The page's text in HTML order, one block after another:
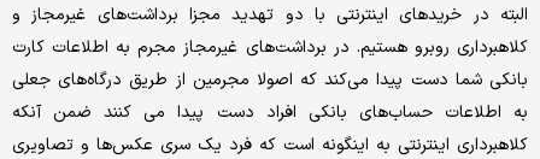
البته در خریدهای اینترنتی با دو تهدید مجزا برداشت‌های غیرمجاز و
کلاهبرداری روبرو هستیم. در برداشت‌های غیرمجاز مجرم به اطلاعات کارت
بانکی شما دست پیدا می‌کند که اصولا مجرمین از طریق درگاه‌های جعلی
به اطلاعات حساب‌های بانکی افراد دست پیدا می کنند ضمن آنکه
کلاهبرداری اینترنتی به اینگونه است که فرد یک سری عکس‌ها و تصاویری